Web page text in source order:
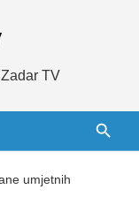
TV
umjetnih